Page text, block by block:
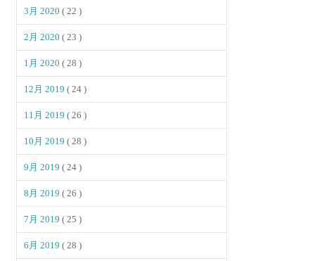
3月 2020( 22 )
2月 2020( 23 )
1月 2020( 28 )
12月 2019( 24 )
11月 2019( 26 )
10月 2019( 28 )
9月 2019( 24 )
8月 2019( 26 )
7月 2019( 25 )
6月 2019( 28 )